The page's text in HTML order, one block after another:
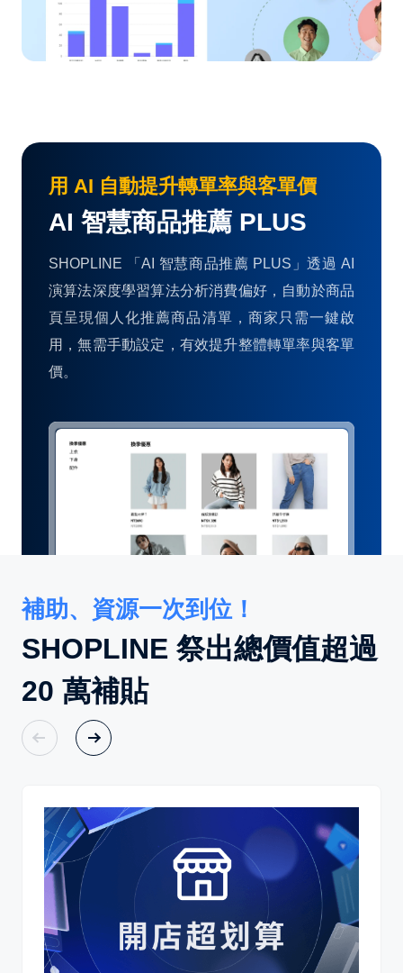
用 AI 自動提升轉單率與客單價
AI 智慧商品推薦 PLUS
SHOPLINE 「AI 智慧商品推薦 PLUS」透過 AI
演算法深度學習算法分析消費偏好，自動於商品
頁呈現個人化推薦商品清單，商家只需一鍵啟
用，無需手動設定，有效提升整體轉單率與客單
價。
補助、資源一次到位！
SHOPLINE 祭出總價值超過
20 萬補貼